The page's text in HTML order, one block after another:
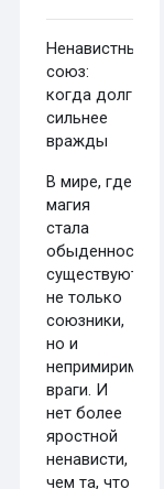
Ненавистный
союз:
когда долг
сильнее
вражды
В мире, где
магия
стала
обыденностью,
существуют
не только
союзники,
но и
непримиримые
враги. И
нет более
яростной
ненависти,
чем та, что